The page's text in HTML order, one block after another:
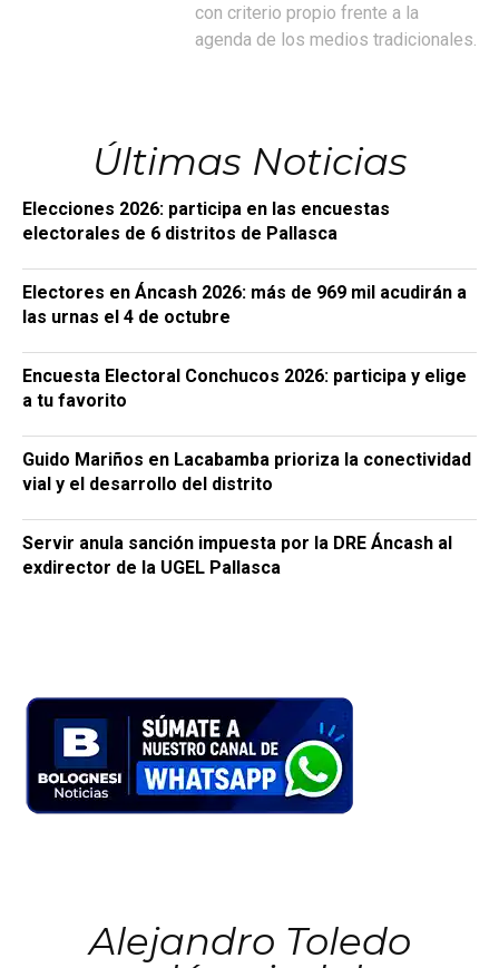
con criterio propio frente a la
agenda de los medios tradicionales.
Últimas Noticias
Elecciones 2026: participa en las encuestas
electorales de 6 distritos de Pallasca
Electores en Áncash 2026: más de 969 mil acudirán a
las urnas el 4 de octubre
Encuesta Electoral Conchucos 2026: participa y elige
a tu favorito
Guido Mariños en Lacabamba prioriza la conectividad
vial y el desarrollo del distrito
Servir anula sanción impuesta por la DRE Áncash al
exdirector de la UGEL Pallasca
Alejandro Toledo